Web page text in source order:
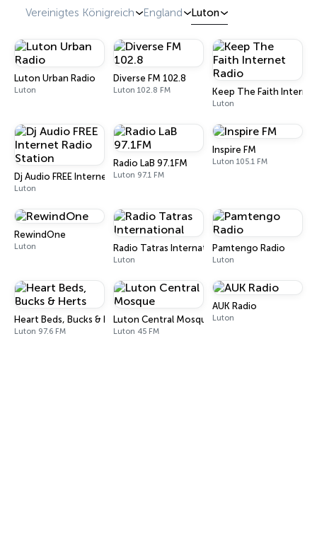
Vereinigtes Königreich England Luton
Luton Urban Radio
Luton
Diverse FM 102.8
Luton 102.8 FM Keep The Faith
Luton
Dj Audio FREE Internet Radio Station
Luton
Radio LaB 97.1FM
Luton 97.1 FM
Inspire FM
Luton 105.1 FM
RewindOne
Luton Radio Tatras International
Luton
Pamtengo Radio
Luton
Heart Beds, Bucks & Herts
Luton 97.6 FM
Luton Central Mosque
Luton 45 FM
AUK Radio
Luton